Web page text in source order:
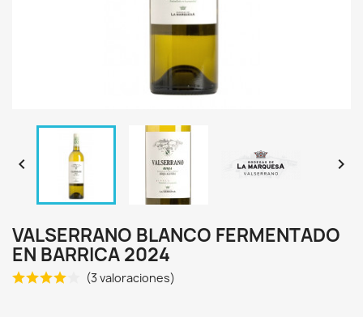
 
VALSERRANO BLANCO FERMENTADO
EN BARRICA 2024
(3 valoraciones)